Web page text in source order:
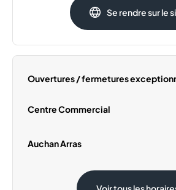
Vendredi
Samedi
Se rendre sur le
Ouvertures / fermetures
Centre Commercial
Samedi 15 Août
Auchan Arras
Samedi 15 Août